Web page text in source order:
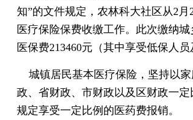
知”的文件规定，农林科大社区从2 月
医疗保险保费收缴工作。此次缴纳
医保费213460元（其中享受低保人
城镇居民基本医疗保险，坚持以
政、省财政、市财政以及区财政一
规定享受一定比例的医药费报销。